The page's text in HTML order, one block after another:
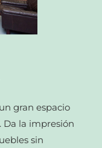
gran espacio
Da la impresión
sin